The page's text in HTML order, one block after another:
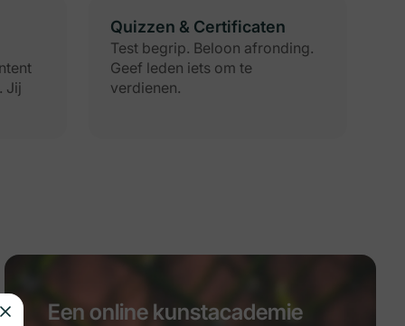
Jij
Quizzen & Certificaten
Test begrip. Beloon afronding.
Geef leden iets om te
verdienen.
Een online kunstacademie